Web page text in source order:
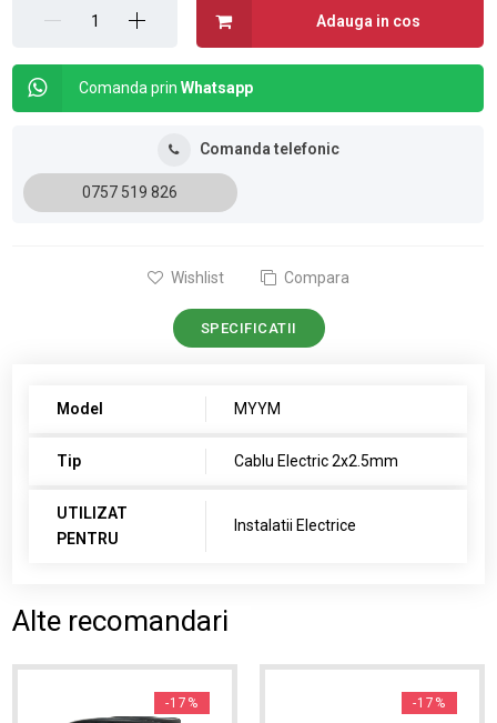
Adauga in cos
Comanda prinWhatsapp
Comanda telefonic
0757 519 826
Wishlist Compara
SPECIFICATII
Model MYYM
Tip Cablu Electric 2x2.5mm
UTILIZAT
PENTRU
Instalatii Electrice
Alte recomandari
-17% -17%